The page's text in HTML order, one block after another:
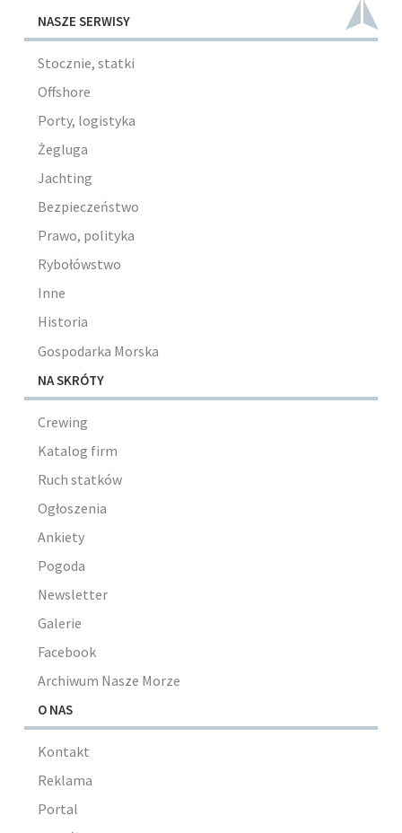
NASZE SERWISY
Stocznie, statki
Offshore
Porty, logistyka
Żegluga
Jachting
Bezpieczeństwo
Prawo, polityka
Rybołówstwo
Inne
Historia
Gospodarka Morska
NA SKRÓTY
Crewing
Katalog firm
Ruch statków
Ogłoszenia
Ankiety
Pogoda
Newsletter
Galerie
Facebook
Archiwum Nasze Morze
O NAS
Kontakt
Reklama
Portal